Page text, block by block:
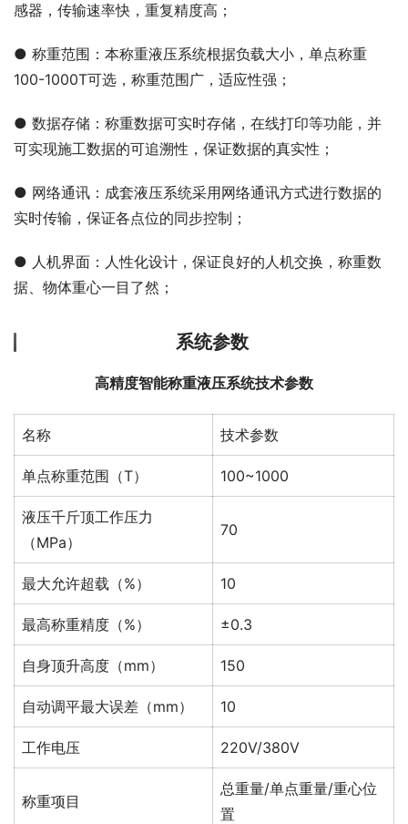
感器，传输速率快，重复精度高；
● 称重范围：本称重液压系统根据负载大小，单点称重
100-1000T可选，称重范围广，适应性强；
● 数据存储：称重数据可实时存储，在线打印等功能，并
可实现施工数据的可追溯性，保证数据的真实性；
● 网络通讯：成套液压系统采用网络通讯方式进行数据的
实时传输，保证各点位的同步控制；
● 人机界面：人性化设计，保证良好的人机交换，称重数
据、物体重心一目了然；
系统参数
高精度智能称重液压系统技术参数
名称 技术参数
单点称重范围（T） 100~1000
液压千斤顶工作压力
（MPa）
70
最大允许超载（%） 10
最高称重精度（%） ±0.3
自身顶升高度（mm） 150
自动调平最大误差（mm） 10
工作电压 220V/380V
称重项目
总重量/单点重量/重心位
置